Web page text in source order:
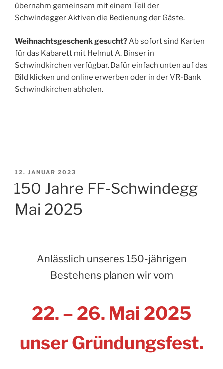
übernahm gemeinsam mit einem Teil der
Schwindegger Aktiven die Bedienung der Gäste.
Weihnachtsgeschenk gesucht?Ab sofort sind Karten
für das Kabarett mit Helmut A. Binser in
Schwindkirchen verfügbar. Dafür einfach unten auf das
Bild klicken und online erwerben oder in der VR-Bank
Schwindkirchen abholen.
VERÖFFENTLICHT
12. JANUAR 2023
150 Jahre FF-Schwindegg
Mai 2025
Anlässlich unseres 150-jährigen
Bestehens planen wir vom
22. – 26. Mai 2025
unser Gründungsfest.